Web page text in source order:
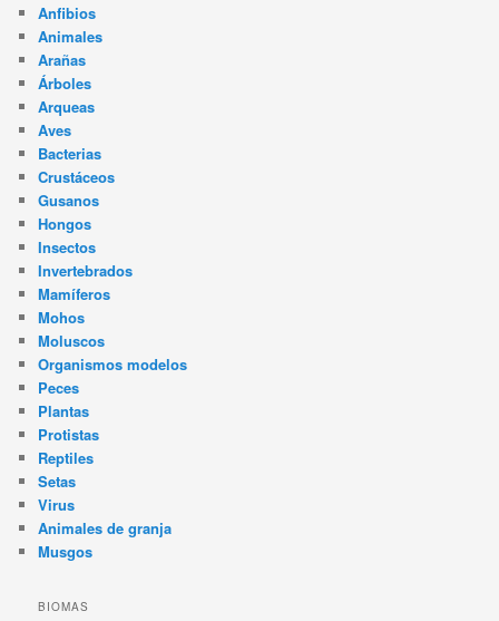
Anfibios
Animales
Arañas
Árboles
Arqueas
Aves
Bacterias
Crustáceos
Gusanos
Hongos
Insectos
Invertebrados
Mamíferos
Mohos
Moluscos
Organismos modelos
Peces
Plantas
Protistas
Reptiles
Setas
Virus
Animales de granja
Musgos
BIOMAS